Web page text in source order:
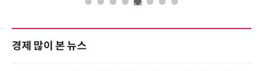
경제 많이 본 뉴스